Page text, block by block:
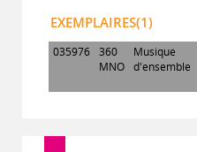
EXEMPLAIRES(1)
035976 360
MNO
Musique
d'ensemble